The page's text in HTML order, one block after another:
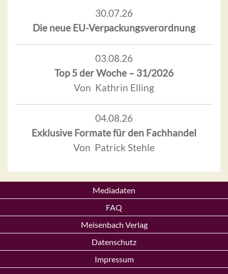
30.07.26
Die neue EU-Verpackungsverordnung
03.08.26
Top 5 der Woche – 31/2026
Von Kathrin Elling
04.08.26
Exklusive Formate für den Fachhandel
Von Patrick Stehle
Mediadaten
FAQ
Meisenbach Verlag
Datenschutz
Impressum